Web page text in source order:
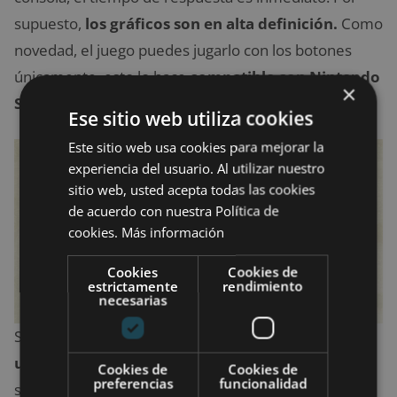
supuesto, los gráficos son en alta definición. Como
novedad, el juego puedes jugarlo con los botones
únicamente, esto lo hacecompatible con Nintendo
Switch Lite.
Si juegas con ambos Joy-Con puedescontrolar con
uno la espada y con el otro el escudo.El derecho
sirve para usar la espada, mientras que, con el
×
Ese sitio web utiliza cookies
Este sitio web usa cookies para mejorar la
experiencia del usuario. Al utilizar nuestro
sitio web, usted acepta todas las cookies
de acuerdo con nuestra Política de
cookies. Más información
Cookies
estrictamente
necesarias
Cookies de
rendimiento
Cookies de
preferencias
Cookies de
funcionalidad